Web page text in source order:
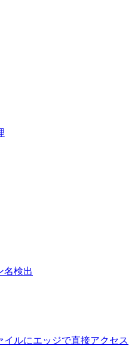
名検出
ルにエッジで直接アクセス